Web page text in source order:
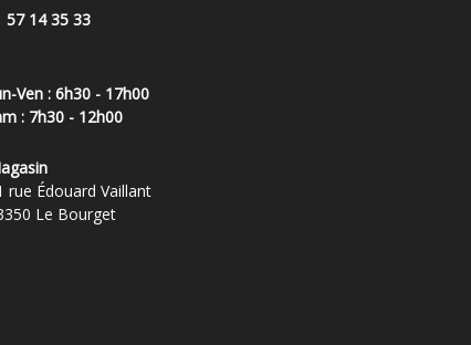
57 14 35 33
Ven : 6h30 - 17h00
: 7h30 - 12h00
rue Édouard Vaillant
Le Bourget